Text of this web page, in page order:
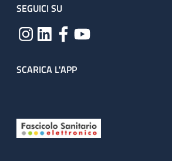
SEGUICI SU
SCARICA L'APP